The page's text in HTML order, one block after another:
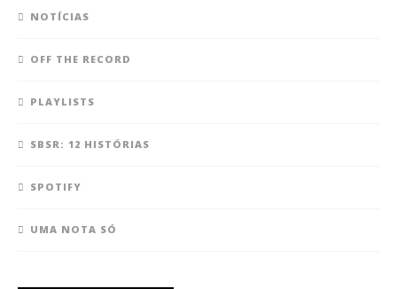
NOTÍCIAS
OFF THE RECORD
PLAYLISTS
SBSR: 12 HISTÓRIAS
SPOTIFY
UMA NOTA SÓ